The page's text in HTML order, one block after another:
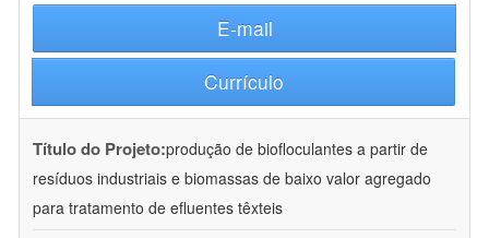
E-mail
Currículo
Título do Projeto:produção de biofloculantes a partir de
resíduos industriais e biomassas de baixo valor agregado
para tratamento de efluentes têxteis